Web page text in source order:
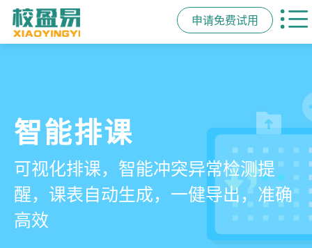
申请免费试用
管学校，用校盈易
培训机构教务管理系
统
有效提升运营管理效率45%
智能排课
可视化排课，智能冲突异常检测提
醒，课表自动生成，一健导出，准确
高效
课时统计
学员签到同步扣减课时，老师带课量
自动统计、汇总，数据清晰可查免扯
皮
家校互动
一部手机链接教师、学员、家长，沟
通互动零距离，服务贴心铸口碑促续
费